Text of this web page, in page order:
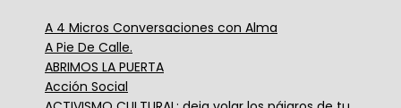
A 4 Micros Conversaciones con Alma
A Pie De Calle.
ABRIMOS LA PUERTA
Acción Social